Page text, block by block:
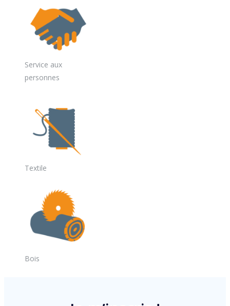
Service aux
personnes
Textile
Bois